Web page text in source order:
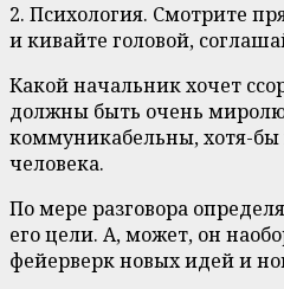
2. Психология. Смотрите
и кивайте головой,
Какой начальник хочет
должны быть очень
коммуникабельны, хотя-бы
человека.
По мере разговора
его цели. А, может, он
фейерверк новых идей и